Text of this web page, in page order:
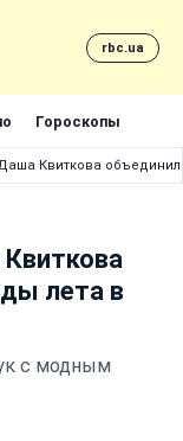
rbc.ua
Гороскопы
Квиткова
лета в
с модным